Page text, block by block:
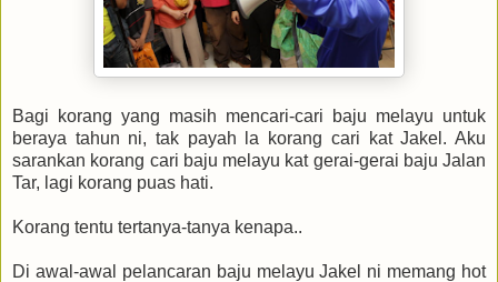
Bagi korang yang masih mencari-cari baju melayu untuk
beraya tahun ni, tak payah la korang cari kat Jakel. Aku
sarankan korang cari baju melayu kat gerai-gerai baju Jalan
Tar, lagi korang puas hati.
Korang tentu tertanya-tanya kenapa..
Di awal-awal pelancaran baju melayu Jakel ni memang hot